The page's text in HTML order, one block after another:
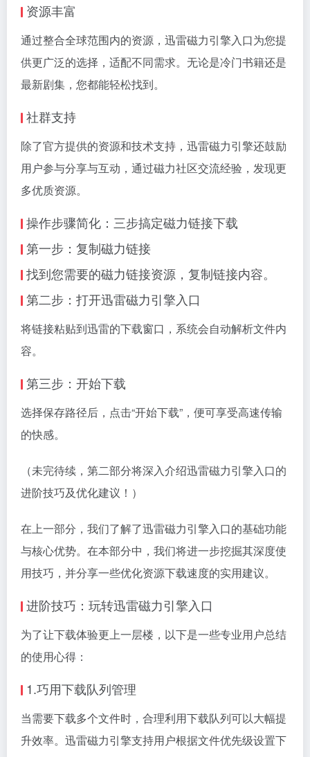
资源丰富
通过整合全球范围内的资源，迅雷磁力引擎入口为您提
供更广泛的选择，适配不同需求。无论是冷门书籍还是
最新剧集，您都能轻松找到。
社群支持
除了官方提供的资源和技术支持，迅雷磁力引擎还鼓励
用户参与分享与互动，通过磁力社区交流经验，发现更
多优质资源。
操作步骤简化：三步搞定磁力链接下载
第一步：复制磁力链接
找到您需要的磁力链接资源，复制链接内容。
第二步：打开迅雷磁力引擎入口
将链接粘贴到迅雷的下载窗口，系统会自动解析文件内
容。
第三步：开始下载
选择保存路径后，点击“开始下载”，便可享受高速传输
的快感。
（未完待续，第二部分将深入介绍迅雷磁力引擎入口的
进阶技巧及优化建议！）
在上一部分，我们了解了迅雷磁力引擎入口的基础功能
与核心优势。在本部分中，我们将进一步挖掘其深度使
用技巧，并分享一些优化资源下载速度的实用建议。
进阶技巧：玩转迅雷磁力引擎入口
为了让下载体验更上一层楼，以下是一些专业用户总结
的使用心得：
1.巧用下载队列管理
当需要下载多个文件时，合理利用下载队列可以大幅提
升效率。迅雷磁力引擎支持用户根据文件优先级设置下